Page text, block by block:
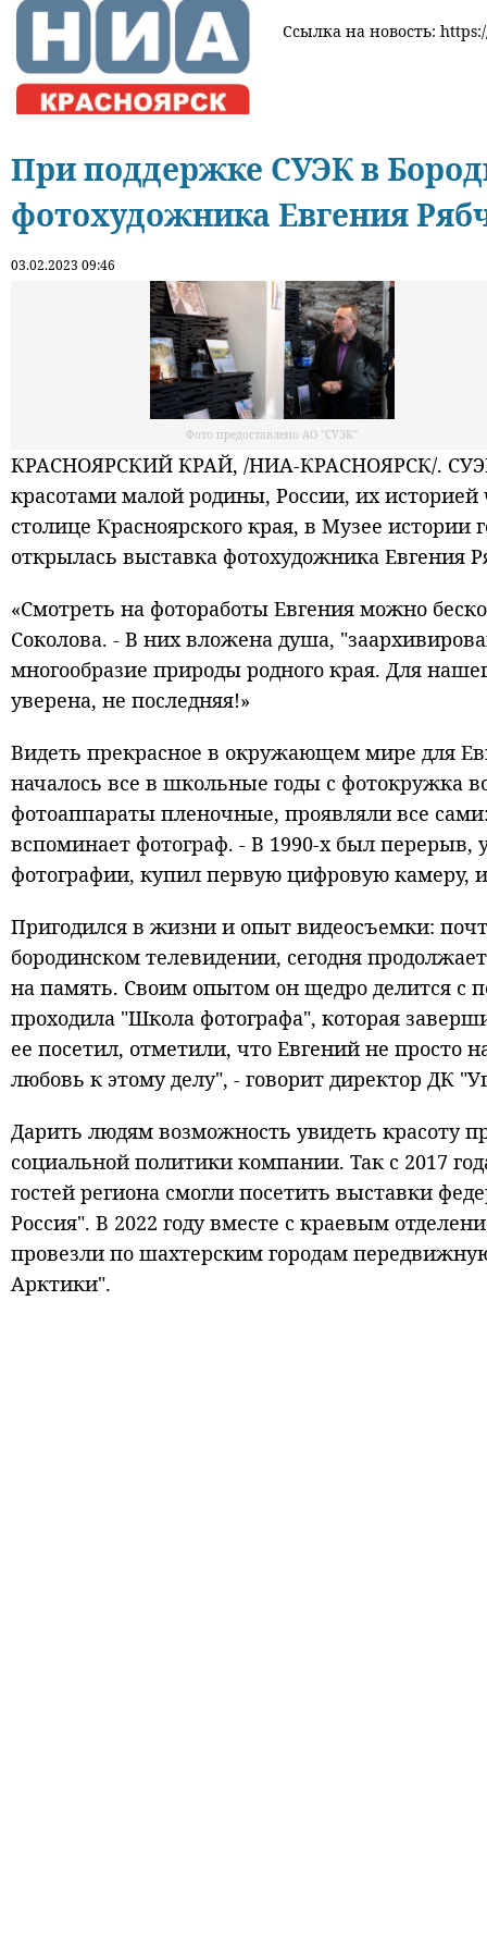
Ссылка на новость:
При поддержке СУЭК в
фотохудожника Евгения
03.02.2023 09:46
Фото предоставлено АО "СУЭК"
КРАСНОЯРСКИЙ КРАЙ, /НИА-КРАСНОЯРСК/. СУЭК
красотами малой родины, России, их
столице Красноярского края, в Музее
открылась выставка фотохудожника Евгения
«Смотреть на фотоработы Евгения можно
Соколова. - В них вложена душа,
многообразие природы родного края. Для
уверена, не последняя!»
Видеть прекрасное в окружающем мире для
началось все в школьные годы с фотокружка
фотоаппараты пленочные, проявляли все
вспоминает фотограф. - В 1990-х был перерыв,
фотографии, купил первую цифровую камеру,
Пригодился в жизни и опыт видеосъемки:
бородинском телевидении, сегодня
на память. Своим опытом он щедро делится с
проходила "Школа фотографа", которая
ее посетил, отметили, что Евгений не просто
любовь к этому делу", - говорит директор ДК
Дарить людям возможность увидеть
социальной политики компании. Так с 2017
гостей региона смогли посетить выставки
Россия". В 2022 году вместе с краевым
провезли по шахтерским городам
Арктики".